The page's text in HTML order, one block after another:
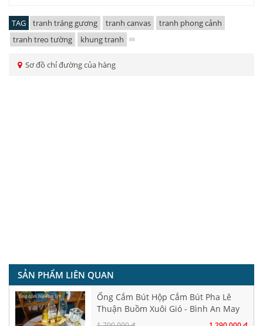
TAG tranh tráng gương tranh canvas
tranh phong cảnh
tranh treo tường
khung tranh
Sơ đồ chỉ đường của hàng
SẢN PHẨM LIÊN QUAN
Ống Cắm Bút Hộp Cắm Bút Pha Lê
Thuận Buồm Xuôi Gió - Bình An May
Mắn